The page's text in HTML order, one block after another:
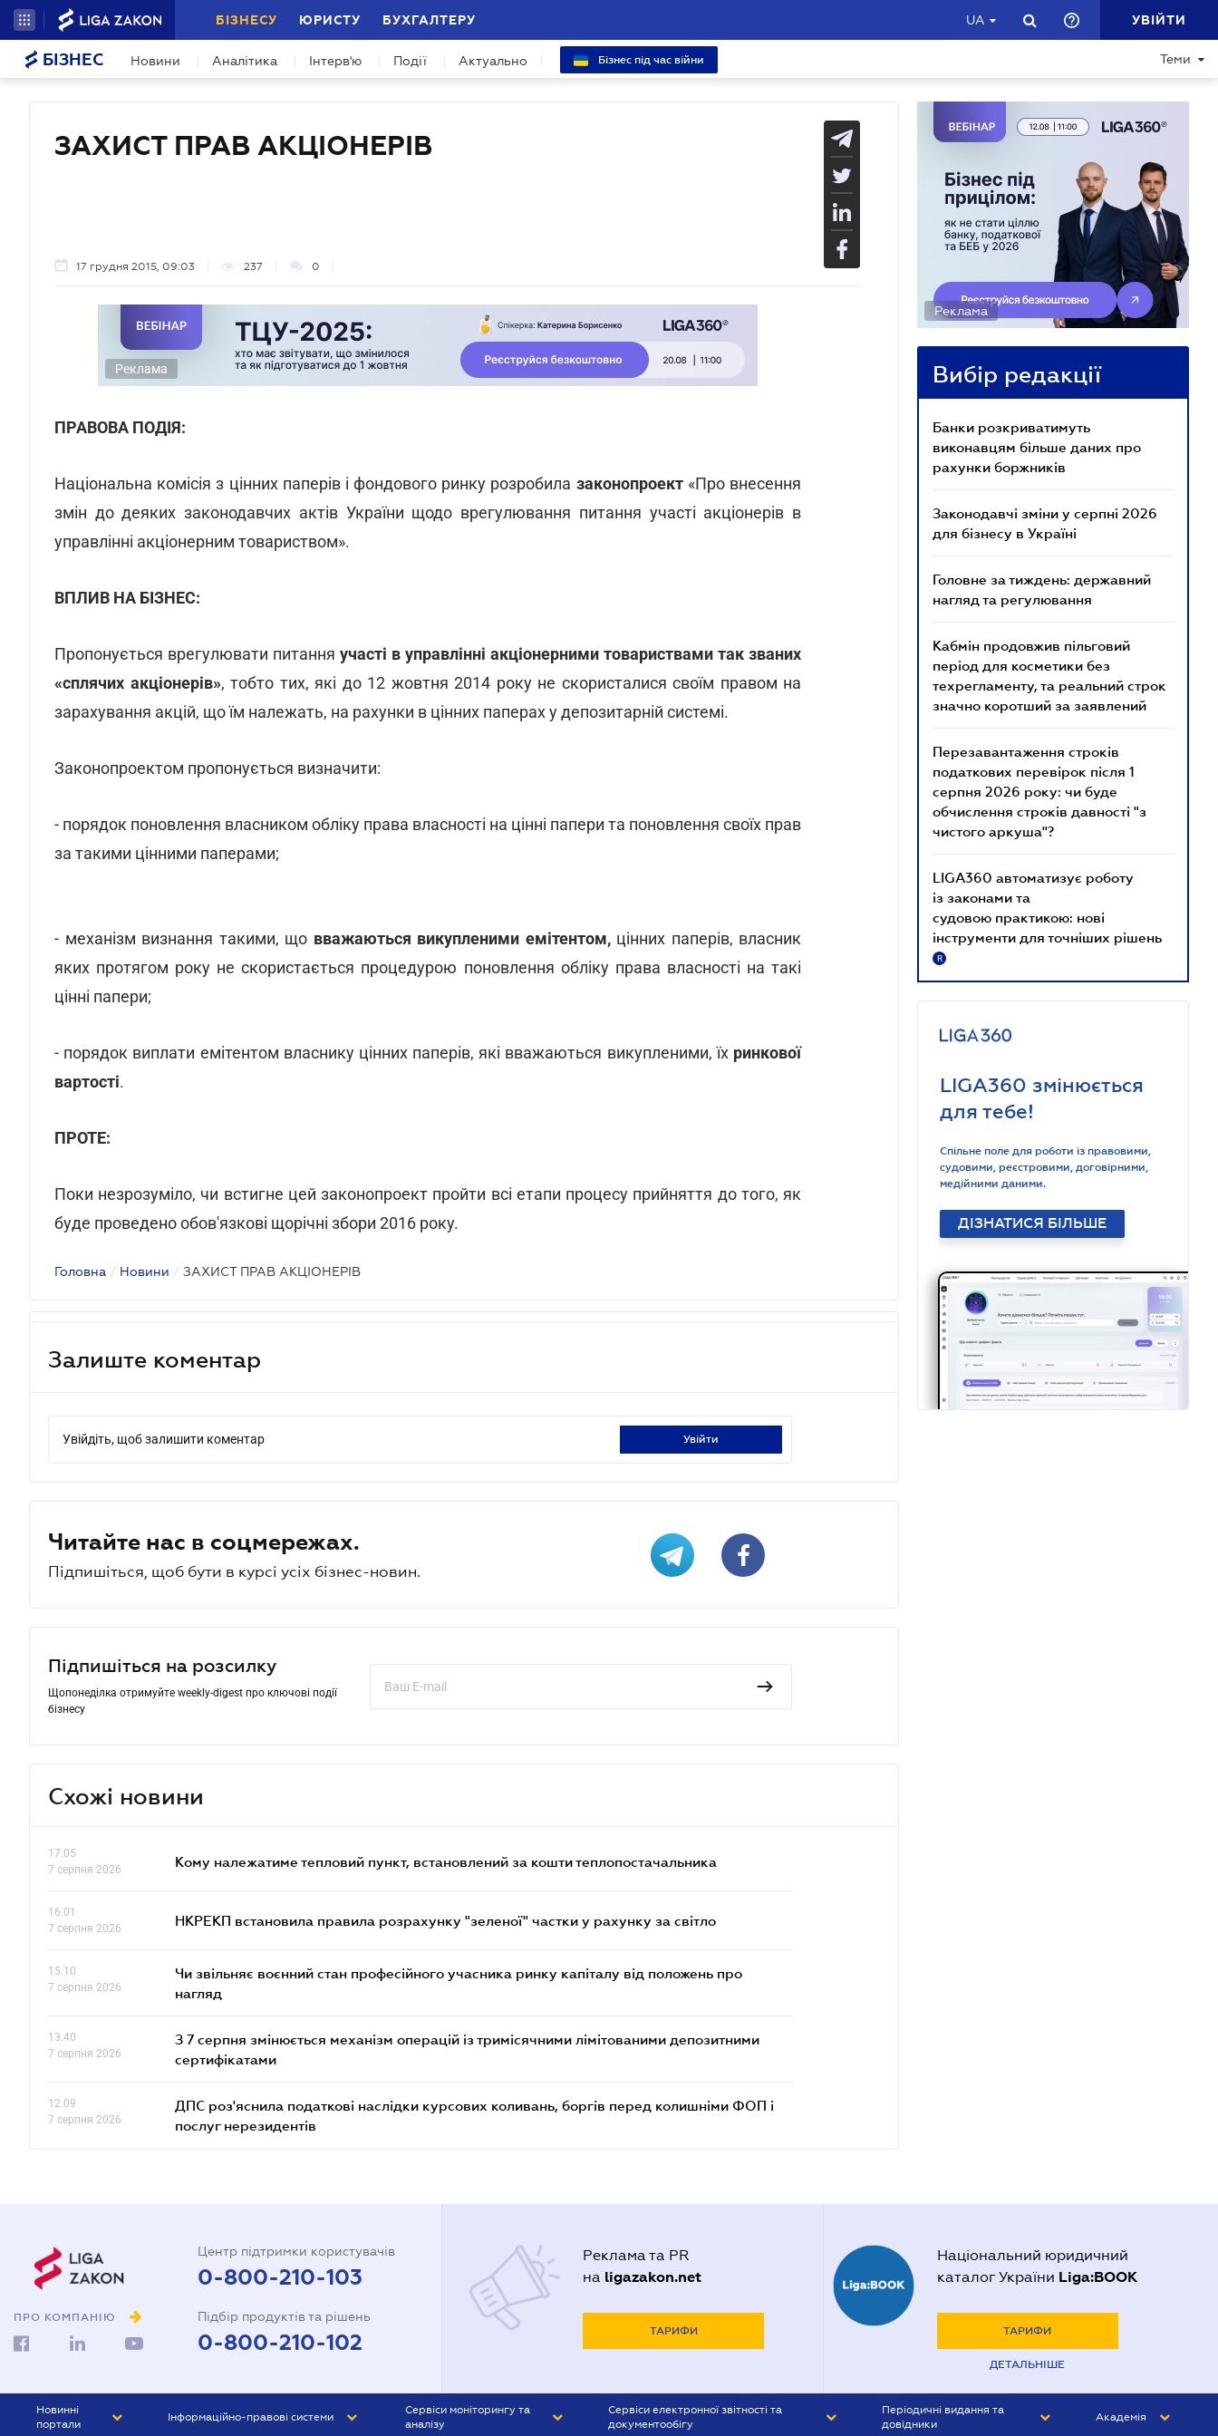
БІЗНЕСУ ЮРИСТУ БУХГАЛТЕРУ UA УВІЙТИ
БІЗНЕС Новини Аналітика Інтерв'ю Події Актуально Бізнес під час війни Теми
ЗАХИСТ ПРАВ АКЦІОНЕРІВ
17 грудня 2015, 09:03 237 0
Реклама
ПРАВОВА ПОДІЯ:
Національна комісія з цінних паперів і фондового ринку розробила законопроект «Про внесення
змін до деяких законодавчих актів України щодо врегулювання питання участі акціонерів в
управлінні акціонерним товариством».
ВПЛИВ НА БІЗНЕС:
Пропонується врегулювати питання участі в управлінні акціонерними товариствами так званих
«сплячих акціонерів», тобто тих, які до 12 жовтня 2014 року не скористалися своїм правом на
зарахування акцій, що їм належать, на рахунки в цінних паперах у депозитарній системі.
Законопроектом пропонується визначити:
- порядок поновлення власником обліку права власності на цінні папери та поновлення своїх прав
за такими цінними паперами;
- механізм визнання такими, що вважаються викупленими емітентом,цінних паперів, власник
яких протягом року не скористається процедурою поновлення обліку права власності на такі
цінні папери;
- порядок виплати емітентом власнику цінних паперів, які вважаються викупленими, їх ринкової
вартості.
ПРОТЕ:
Поки незрозуміло, чи встигне цей законопроект пройти всі етапи процесу прийняття до того, як
буде проведено обов'язкові щорічні збори 2016 року.
Головна / Новини / ЗАХИСТ ПРАВ АКЦІОНЕРІВ
Залиште коментар
Увійдіть, щоб залишити коментар увійти
Читайте нас в соцмережах.
Підпишіться, щоб бути в курсі усіх бізнес-новин.
Підпишіться на розсилку
Щопонеділка отримуйте weekly-digest про ключові події
бізнесу
Схожі новини
17.05
7 серпня 2026
Кому належатиме тепловий пункт, встановлений за кошти теплопостачальника
16.01
7 серпня 2026
НКРЕКП встановила правила розрахунку "зеленої" частки у рахунку за світло
15.10
7 серпня 2026
Чи звільняє воєнний стан професійного учасника ринку капіталу від положень про
нагляд
13.40
7 серпня 2026
З 7 серпня змінюється механізм операцій із тримісячними лімітованими депозитними
сертифікатами
12.09
7 серпня 2026
ДПС роз'яснила податкові наслідки курсових коливань, боргів перед колишніми ФОП і
послуг нерезидентів
Реклама
Вибір редакції
Банки розкриватимуть
виконавцям більше даних про
рахунки боржників
Законодавчі зміни у серпні 2026
для бізнесу в Україні
Головне за тиждень: державний
нагляд та регулювання
Кабмін продовжив пільговий
період для косметики без
техрегламенту, та реальний строк
значно коротший за заявлений
Перезавантаження строків
податкових перевірок після 1
серпня 2026 року: чи буде
обчислення строків давності "з
чистого аркуша"?
LIGA360 автоматизує роботу
із законами та
судовою практикою: нові
інструменти для точніших рішень
R
LIGA360 змінюється
для тебе!
Спільне поле для роботи із правовими,
судовими, реєстровими, договірними,
медійними даними.
ДІЗНАТИСЯ БІЛЬШЕ
ПРО КОМПАНІЮ
Центр підтримки користувачів
0-800-210-103
Підбір продуктів та рішень
0-800-210-102
Реклама та PR
на ligazakon.net
ТАРИФИ
Національний юридичний
каталог України Liga:BOOK
ТАРИФИ
ДЕТАЛЬНІШЕ
Новинні
портали
Інформаційно-правові системи
Сервіси моніторингу та
аналізу
Сервіси електронної звітності та
документообігу
Періодичні видання та
довідники
Академія